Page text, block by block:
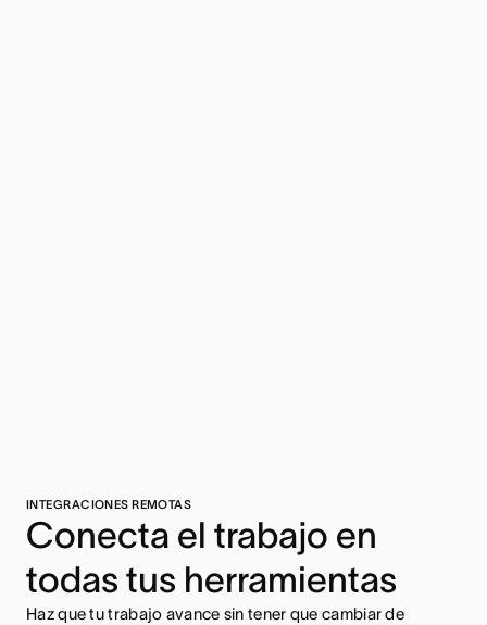
INTEGRACIONES REMOTAS
Conecta el trabajo en
todas tus herramientas
Haz que tu trabajo avance sin tener que cambiar de